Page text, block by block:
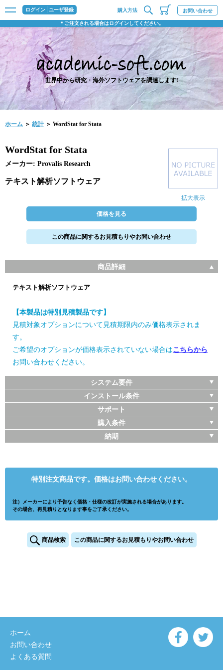
ログイン ユーザ登録
＊ご注文される場合はログインしてください。
購入方法 お問い合わせ
世界中から研究・海外ソフトウェアを調達します!
ホーム ＞ 統計＞ WordStat for Stata
拡大表示
WordStat for Stata
メーカー: Provalis Research
テキスト解析ソフトウェア
価格を見る
この商品に関するお見積もりやお問い合わせ
商品詳細
テキスト解析ソフトウェア
【本製品は特別見積製品です】
見積対象オプションについて見積期限内のみ価格表示されま
す。
ご希望のオプションが価格表示されていない場合はこちらから
お問い合わせください。
システム要件
インストール条件
サポート
購入条件
納期
特別注文商品です。価格はお問い合わせください。
注）メーカーにより予告なく価格・仕様の改訂が実施される場合があります。
その場合、再見積りとなります事をご了承ください。
商品検索 この商品に関するお見積もりやお問い合わせ
ホーム
お問い合わせ
よくある質問